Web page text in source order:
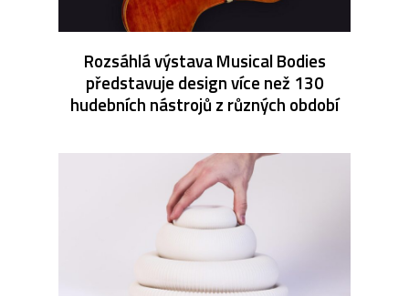
Rozsáhlá výstava Musical Bodies
představuje design více než 130
hudebních nástrojů z různých období